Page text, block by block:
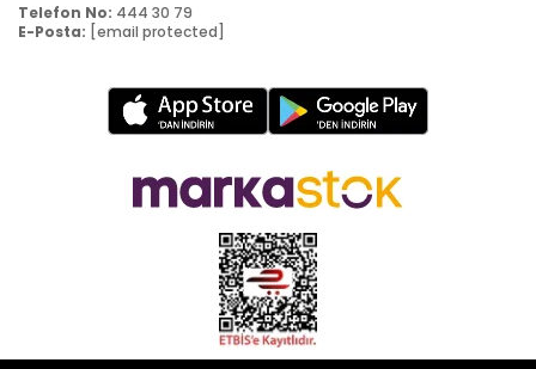
Telefon No: 444 30 79
E-Posta: [email protected]